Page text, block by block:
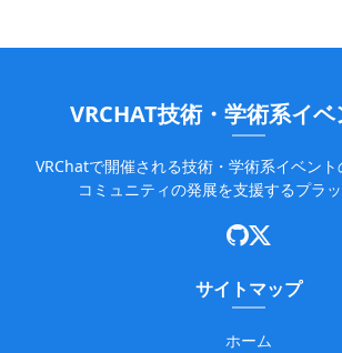
VRCHAT技術・学術系イ
VRChatで開催される技術・学術系イベント
コミュニティの発展を支援するプラ
サイトマップ
ホーム